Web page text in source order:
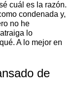
cuál es la razón.
condenada y,
no he
lo
A lo mejor en
de